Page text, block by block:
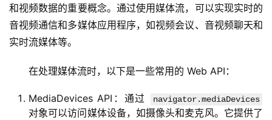
和视频数据的重要概念。通过使用媒体流，可以实现实时的
音视频通信和多媒体应用程序，如视频会议、音视频聊天和
实时流媒体等。
在处理媒体流时，以下是一些常用的 Web API：
MediaDevices API：通过 navigator.mediaDevices
对象可以访问媒体设备，如摄像头和麦克风。它提供了